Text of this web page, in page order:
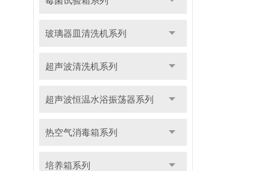
玻璃器皿清洗机系列
超声波清洗机系列
超声波恒温水浴振荡器系列
热空气消毒箱系列
培养箱系列